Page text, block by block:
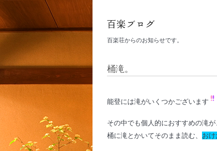
百楽荘からのお知らせです。
桶滝。
能登には滝がいくつかございます
その中でも個人的におすすめの滝が
桶に滝とかいてそのまま読む、 お